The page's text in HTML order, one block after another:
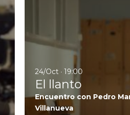
24/Oct · 19:00
El llanto
Encuentro con Pedro
Villanueva